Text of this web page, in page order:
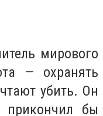
мирового
— охранять
убить. Он
прикончил бы